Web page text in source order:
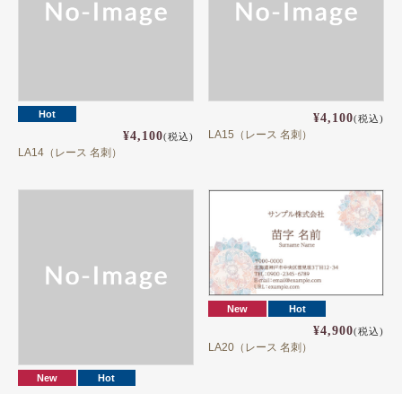
Hot
¥4,100(税込)
LA14（レース 名刺）
¥4,100(税込)
LA15（レース 名刺）
New Hot
New Hot
¥4,900(税込)
LA20（レース 名刺）